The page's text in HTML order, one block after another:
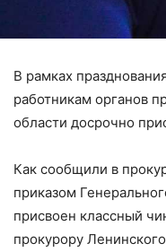
В рамках
работникам органов
области досрочно
Как сообщили в
приказом
присвоен классный
прокурору